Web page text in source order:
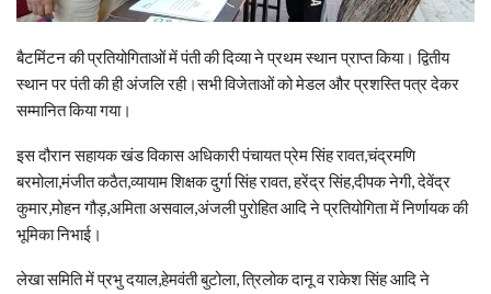
बैटमिंटन की प्रतियोगिताओं में पंती की दिव्या ने प्रथम स्थान प्राप्त किया। द्वितीय
स्थान पर पंती की ही अंजलि रही।सभी विजेताओं को मेडल और प्रशस्ति पत्र देकर
सम्मानित किया गया।
इस दौरान सहायक खंड विकास अधिकारी पंचायत प्रेम सिंह रावत,चंद्रमणि
बरमोला,मंजीत कठैत,व्यायाम शिक्षक दुर्गा सिंह रावत, हरेंद्र सिंह,दीपक नेगी, देवेंद्र
कुमार,मोहन गौड़,अमिता असवाल,अंजली पुरोहित आदि ने प्रतियोगिता में निर्णायक की
भूमिका निभाई।
लेखा समिति में प्रभु दयाल,हेमवंती बुटोला, त्रिलोक दानू व राकेश सिंह आदि ने